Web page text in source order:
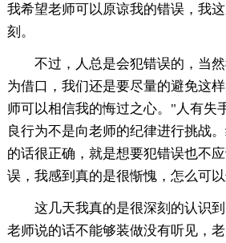
我希望老师可以原谅我的错误，我
刻。
不过，人总是会犯错误的，当
为借口，我们还是要尽量的避免这
师可以相信我的悔过之心。"人有失
良行为不是向老师的纪律进行挑战
的话很正确，就是想要犯错误也不
误，我感到真的是很惭愧，怎么可
这几天我真的是很深刻的认识
老师说的话不能够装做没有听见，